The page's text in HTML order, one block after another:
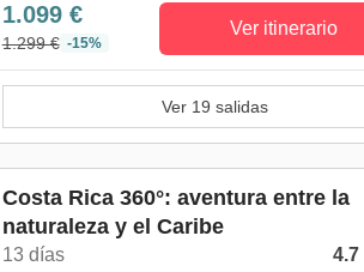
1.099 €
1.299 € -15%
Ver itinerario
Ver 19 salidas
Costa Rica 360°: aventura entre la
naturaleza y el Caribe
13 días 4.7